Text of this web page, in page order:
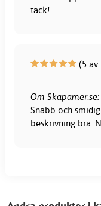
tack!
(5 av
Om Skapamer.se:
Snabb och
beskrivning bra.